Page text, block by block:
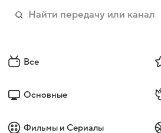
Все
Основные
Фильмы и Сериалы